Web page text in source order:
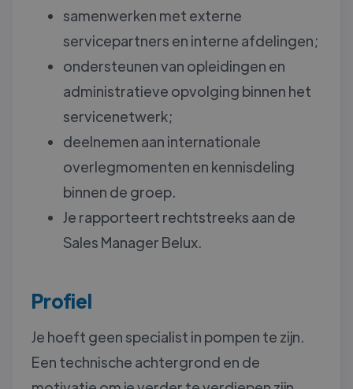
samenwerken met externe
servicepartners en interne afdelingen;
ondersteunen van opleidingen en
administratieve opvolging binnen het
servicenetwerk;
deelnemen aan internationale
overlegmomenten en kennisdeling
binnen de groep.
Je rapporteert rechtstreeks aan de
Sales Manager Belux.
Profiel
Je hoeft geen specialist in pompen te zijn.
Een technische achtergrond en de